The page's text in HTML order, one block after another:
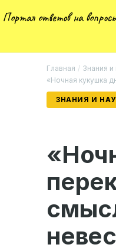
Портал ответов на
Главная / Знания и
«Ночная кукушка
ЗНАНИЯ И